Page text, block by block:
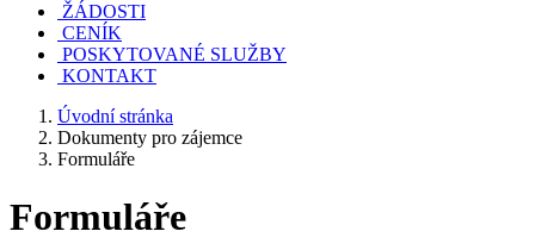
ŽÁDOSTI
CENÍK
POSKYTOVANÉ SLUŽBY
KONTAKT
Úvodní stránka
Dokumenty pro zájemce
Formuláře
Formuláře